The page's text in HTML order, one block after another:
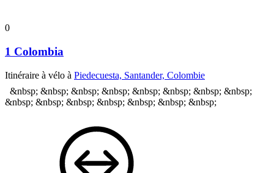
0
1 Colombia
Itinéraire à vélo à Piedecuesta, Santander, Colombie
&nbsp; &nbsp; &nbsp; &nbsp; &nbsp; &nbsp; &nbsp; &nbsp;
&nbsp; &nbsp; &nbsp; &nbsp; &nbsp; &nbsp; &nbsp;